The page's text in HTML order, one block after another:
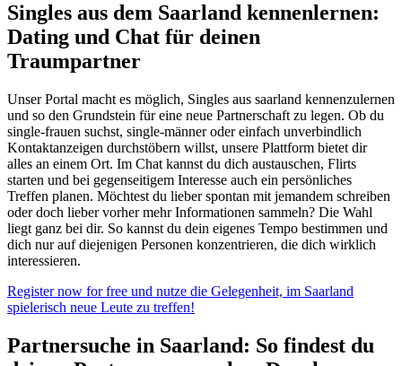
Singles aus dem Saarland kennenlernen:
Dating und Chat für deinen
Traumpartner
Unser Portal macht es möglich, Singles aus saarland kennenzulernen
und so den Grundstein für eine neue Partnerschaft zu legen. Ob du
single-frauen suchst, single-männer oder einfach unverbindlich
Kontaktanzeigen durchstöbern willst, unsere Plattform bietet dir
alles an einem Ort. Im Chat kannst du dich austauschen, Flirts
starten und bei gegenseitigem Interesse auch ein persönliches
Treffen planen. Möchtest du lieber spontan mit jemandem schreiben
oder doch lieber vorher mehr Informationen sammeln? Die Wahl
liegt ganz bei dir. So kannst du dein eigenes Tempo bestimmen und
dich nur auf diejenigen Personen konzentrieren, die dich wirklich
interessieren.
Register now for free und nutze die Gelegenheit, im Saarland
spielerisch neue Leute zu treffen!
Partnersuche in Saarland: So findest du